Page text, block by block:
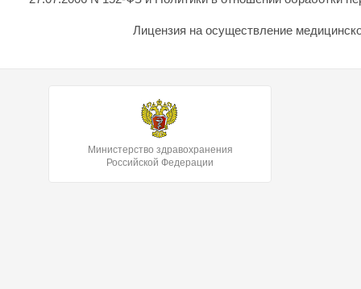
Лицензия на осуществление
Министерство здравохранения
Российской Федерации